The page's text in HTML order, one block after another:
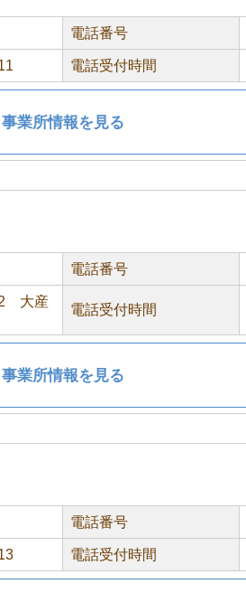
電話番号
電話受付時間
事業所情報を見る
電話番号
大産
電話受付時間
事業所情報を見る
電話番号
電話受付時間